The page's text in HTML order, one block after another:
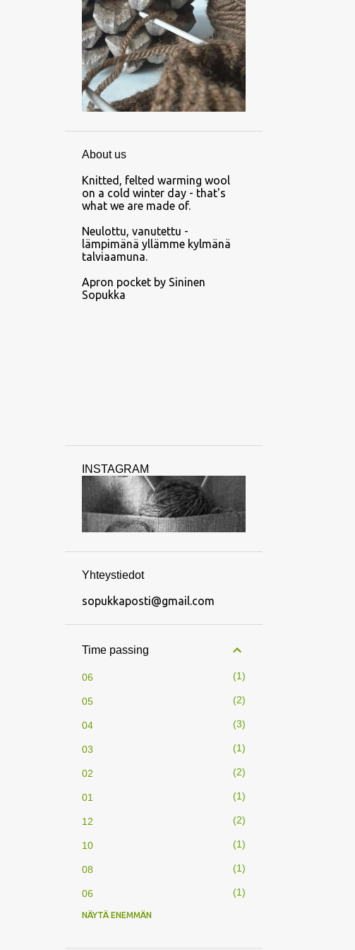
About us
Knitted, felted warming wool
on a cold winter day - that's
what we are made of.
Neulottu, vanutettu -
lämpimänä yllämme kylmänä
talviaamuna.
Apron pocket by Sininen
Sopukka
INSTAGRAM
Yhteystiedot
sopukkaposti@gmail.com
Time passing
06 1
05 2
04 3
03 1
02 2
01 1
12 2
10 1
08 1
06 1
05
NÄYTÄ ENEMMÄN